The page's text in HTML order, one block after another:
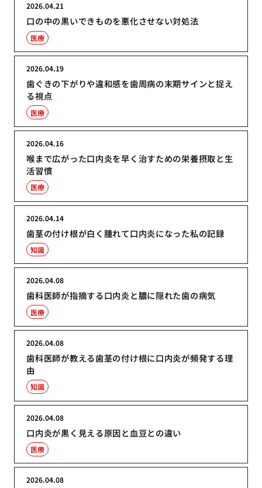
口の中の黒いできものを悪化させない対処法
2026.04.21
医療
歯ぐきの下がりや違和感を歯周病の末期サインと捉え
る視点
2026.04.19
医療
喉まで広がった口内炎を早く治すための栄養摂取と生
活習慣
2026.04.16
医療
歯茎の付け根が白く腫れて口内炎になった私の記録
2026.04.14
知識
歯科医師が指摘する口内炎と膿に隠れた歯の病気
2026.04.08
医療
歯科医師が教える歯茎の付け根に口内炎が頻発する理
由
2026.04.08
知識
口内炎が黒く見える原因と血豆との違い
2026.04.08
医療
2026.04.08